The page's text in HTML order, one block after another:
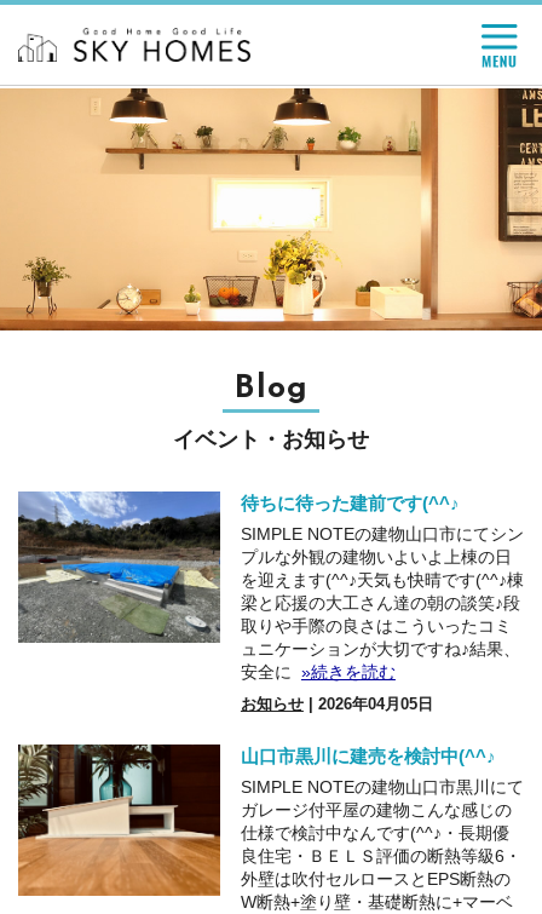
Blog
イベント・お知らせ
待ちに待った建前です(^^♪
SIMPLE NOTEの建物山口市にてシン
プルな外観の建物いよいよ上棟の日
を迎えます(^^♪天気も快晴です(^^♪棟
梁と応援の大工さん達の朝の談笑♪段
取りや手際の良さはこういったコミ
ュニケーションが大切ですね♪結果、
安全に »続きを読む
お知らせ| 2026年04月05日
山口市黒川に建売を検討中(^^♪
SIMPLE NOTEの建物山口市黒川にて
ガレージ付平屋の建物こんな感じの
仕様で検討中なんです(^^♪・長期優
良住宅・ＢＥＬＳ評価の断熱等級6・
外壁は吹付セルロースとEPS断熱の
W断熱+塗り壁・基礎断熱に+マーベ